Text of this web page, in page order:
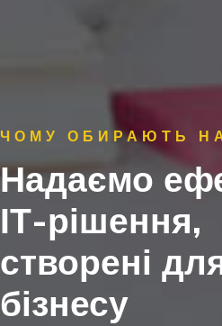
ЧОМУ ОБИРАЮТЬ
Надаємо
ІТ-рішення,
створені
бізнесу